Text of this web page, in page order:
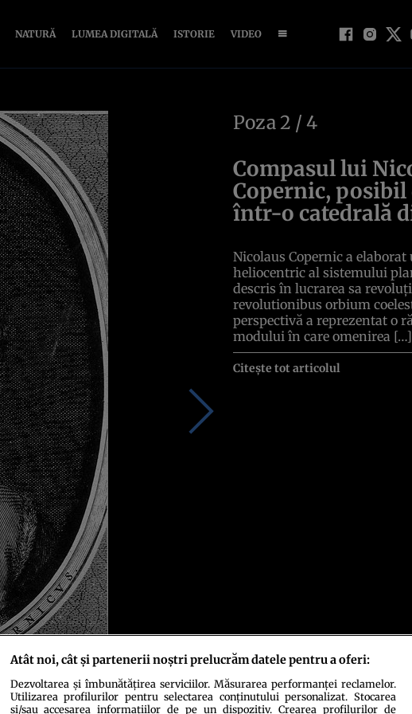
NATURĂ LUMEA DIGITALĂ ISTORIE VIDEO
Poza2 / 4
Compasul lui
Copernic, posibil
într-o catedrală
Nicolaus Copernic a
heliocentric al sistemului
descris în lucrarea sa
revolutionibus orbium
perspectivă a reprezentat o
modului în care omenirea […]
Citește tot articolul
Atât noi, cât și partenerii noștri prelucrăm datele pentru a oferi:
Dezvoltarea și îmbunătățirea serviciilor. Măsurarea performanței reclamelor.
Utilizarea profilurilor pentru selectarea conținutului personalizat. Stocarea
și/sau accesarea informațiilor de pe un dispozitiv. Crearea profilurilor de